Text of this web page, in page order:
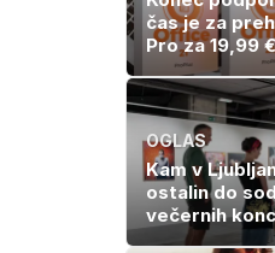
čas je za
Pro za 19,99 €
OGLAS
Kam v
ostalin do
večernih